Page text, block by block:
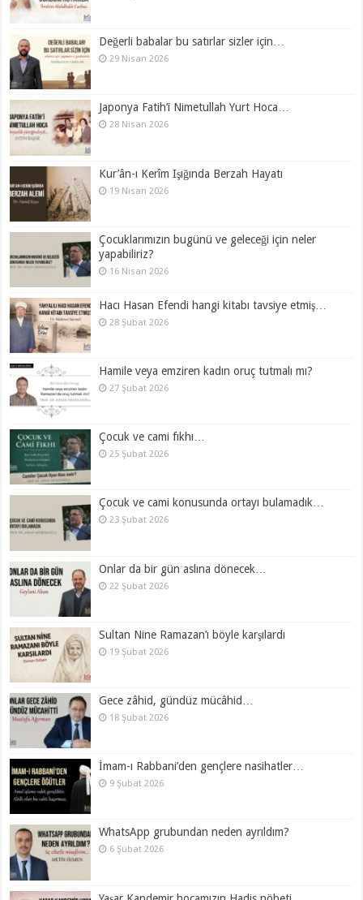
Değerli babalar bu satırlar sizler için…
29 Nisan 2026
Japonya Fatih’i Nimetullah Yurt Hoca…
28 Nisan 2026
Kur’ân-ı Kerîm Işığında Berzah Hayatı
19 Nisan 2026
Çocuklarımızın bugünü ve geleceği için neler
yapabiliriz?
16 Nisan 2026
Hacı Hasan Efendi hangi kitabı tavsiye etmiş…
28 Şubat 2026
Hamile veya emziren kadın oruç tutmalı mı?
27 Şubat 2026
Çocuk ve cami fıkhı…
25 Şubat 2026
Çocuk ve cami konusunda ortayı bulamadık…
23 Şubat 2026
Onlar da bir gün aslına dönecek…
22 Şubat 2026
Sultan Nine Ramazan’ı böyle karşılardı
19 Şubat 2026
Gece zâhid, gündüz mücâhid…
18 Şubat 2026
İmam-ı Rabbani’den gençlere nasihatler…
9 Şubat 2026
WhatsApp grubundan neden ayrıldım?
6 Şubat 2026